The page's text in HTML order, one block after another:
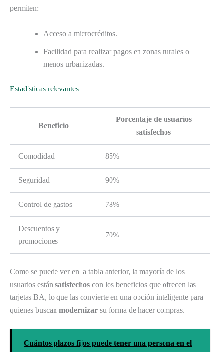
permiten:
Acceso a microcréditos.
Facilidad para realizar pagos en zonas rurales o
menos urbanizadas.
Estadísticas relevantes
Beneficio
Porcentaje de usuarios
satisfechos
Comodidad 85%
Seguridad 90%
Control de gastos 78%
Descuentos y
promociones
70%
Como se puede ver en la tabla anterior, la mayoría de los
usuarios están satisfechos con los beneficios que ofrecen las
tarjetas BA, lo que las convierte en una opción inteligente para
quienes buscan modernizar su forma de hacer compras.
Cuántos plazos fijos puede tener una persona en el